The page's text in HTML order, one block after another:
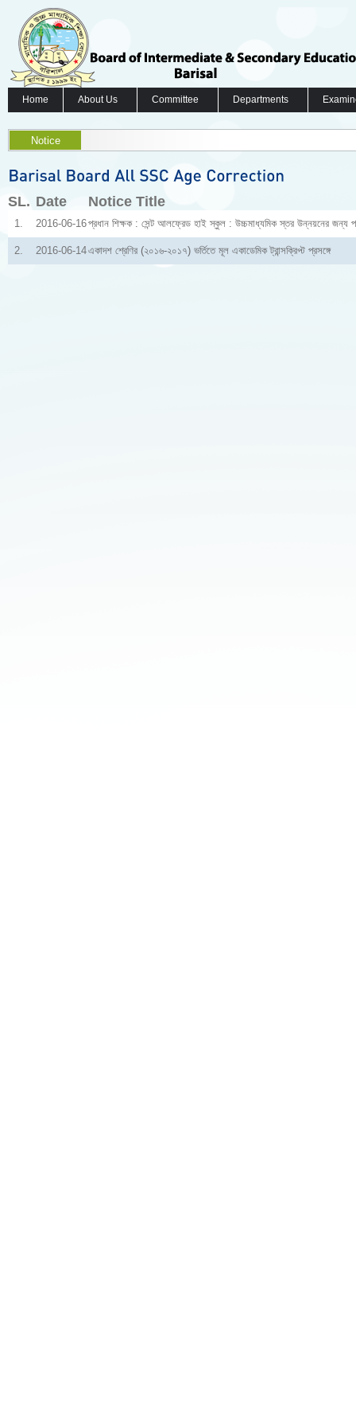
Home About Us Committee Departments
Notice
SL. Date Notice Title
1. 2016-06-16প্রধান শিক্ষক : সেন্ট আলফ্রেড হাই স্কুল : উচ্চমাধ্যমিক স্তর উন্নয়নের জন্য
2. 2016-06-14একাদশ শ্রেণির (২০১৬-২০১৭) ভর্তিতে মূল একাডেমিক ট্রান্সক্রিপ্ট প্রসঙ্গে